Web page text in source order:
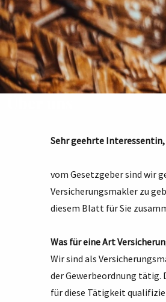
Sehr geehrte
vom Gesetzgeber sind wir
Versicherungsmakler zu
diesem Blatt für Sie
Was für eine Art
Wir sind als
der Gewerbeordnung tätig.
für diese Tätigkeit